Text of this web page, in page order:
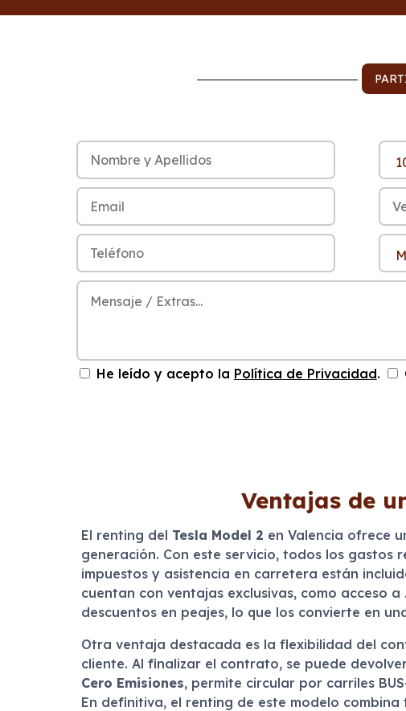
He leído y acepto la Política de Privacidad.
Ventajas de
El renting del Tesla Model 2 en Valencia ofrece
generación. Con este servicio, todos los gastos
impuestos y asistencia en carretera están
cuentan con ventajas exclusivas, como acceso a
descuentos en peajes, lo que los convierte en
Otra ventaja destacada es la flexibilidad del
cliente. Al finalizar el contrato, se puede
Cero Emisiones, permite circular por carriles
En definitiva, el renting de este modelo